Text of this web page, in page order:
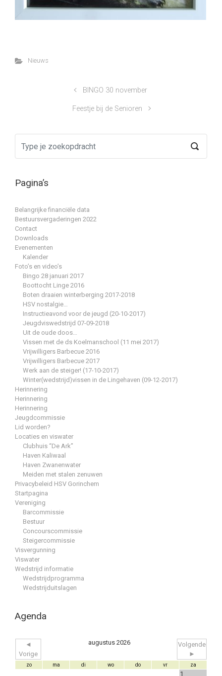
Nieuws
BINGO 30 november
Feestje bij de Senioren
Pagina’s
Belangrijke financiële data
Bestuursvergaderingen 2022
Contact
Downloads
Evenementen
Kalender
Foto’s en video’s
Bingo 28 januari 2017
Boottocht Linge 2016
Boten draaien winterberging 2017-2018
HSV nostalgie…
Instructieavond voor de jeugd (20-10-2017)
Jeugdviswedstrijd 07-09-2018
Uit de oude doos…
Vissen met de ds Koelmanschool (11 mei 2017)
Vrijwilligers Barbecue 2016
Vrijwilligers Barbecue 2017
Werk aan de steiger! (17-10-2017)
Winter(wedstrijd)vissen in de Lingehaven (09-12-2017)
Herinnering
Herinnering
Herinnering
Jeugdcommissie
Lid worden?
Locaties en viswater
Clubhuis “De Ark”
Haven Kaliwaal
Haven Zwanenwater
Meiden met stalen zenuwen
Privacybeleid HSV Gorinchem
Startpagina
Vereniging
Barcommissie
Bestuur
Concourscommissie
Steigercommissie
Visvergunning
Viswater
Wedstrijd informatie
Wedstrijdprogramma
Wedstrijduitslagen
Agenda
◄
Vorige
augustus 2026
Volgende
►
zo ma di wo do vr za
1